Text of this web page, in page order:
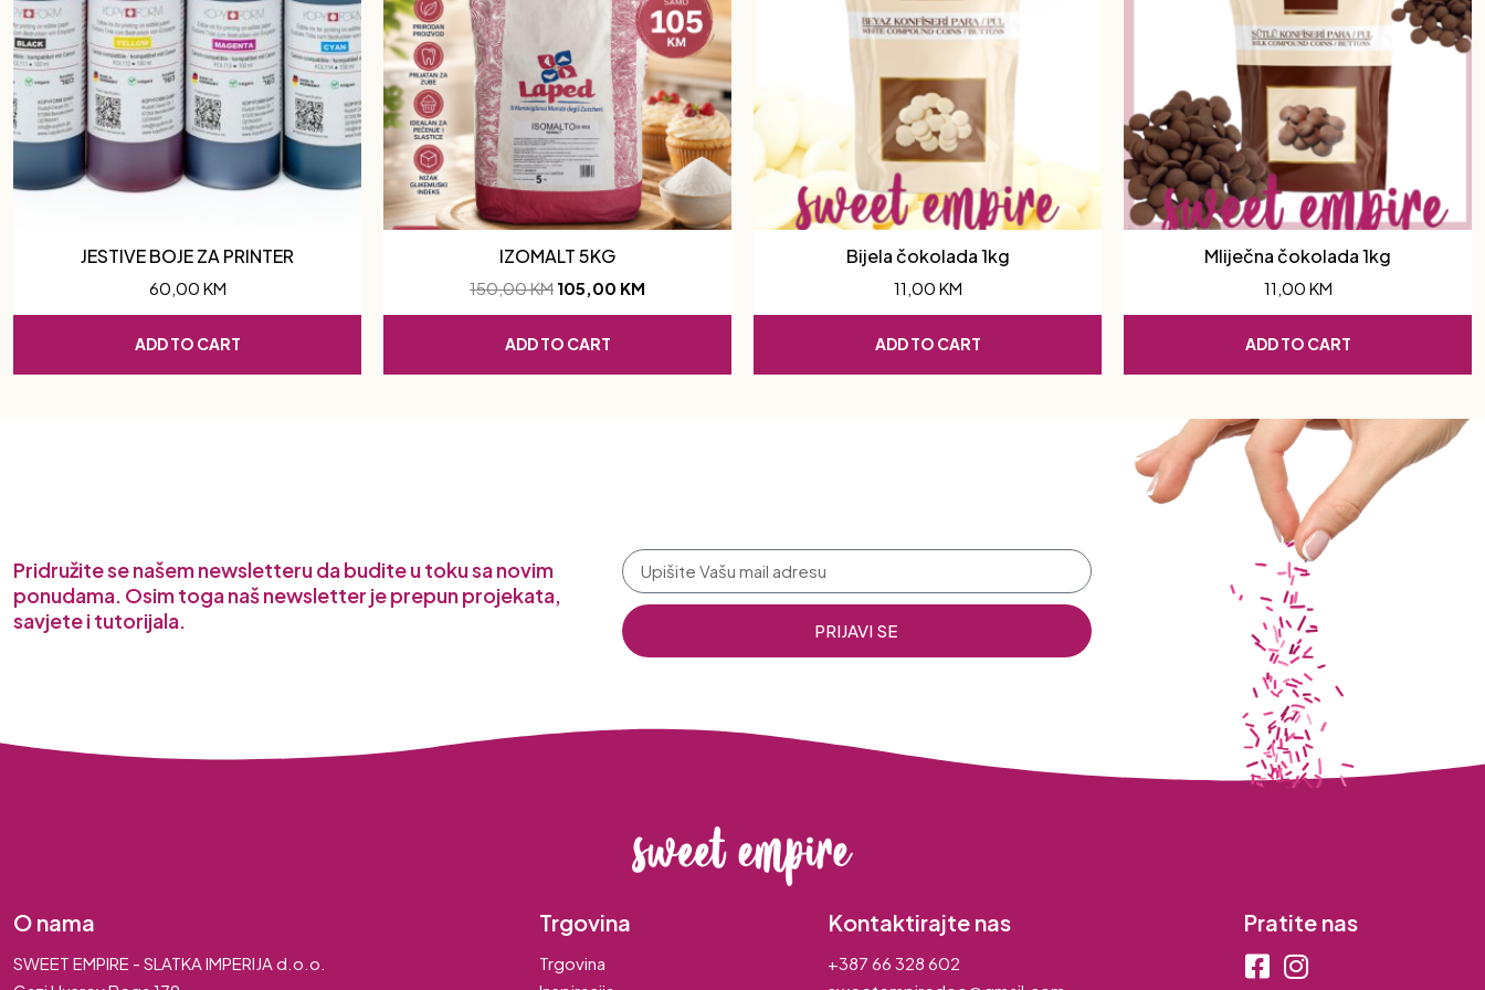
JESTIVE BOJE ZA PRINTER
60,00 KM
ADD TO CART
IZOMALT 5KG
150,00KM 105,00 KM
ADD TO CART
Bijela čokolada 1kg
11,00 KM
ADD TO CART
Mliječna čokolada 1kg
11,00 KM
ADD TO CART
Pridružite se našem newsletteru da budite u toku sa novim
ponudama. Osim toga naš newsletter je prepun projekata,
savjete i tutorijala.
PRIJAVI SE
O nama
SWEET EMPIRE - SLATKA IMPERIJA d.o.o.
Trgovina
Trgovina
Kontaktirajte nas
+387 66 328 602
Pratite nas